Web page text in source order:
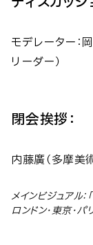
モデレーター：
リーダー）
閉会挨拶：
内藤廣（多摩美
メインビジュアル
ロンドン・東京・パ